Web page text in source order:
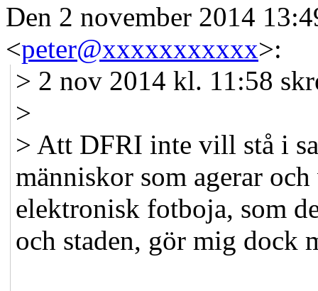
Den 2 november 2014
<peter@xxxxxxxxxxx>:
> 2 nov 2014 kl. 11:58
>
> Att DFRI inte vill stå i
människor som agerar
elektronisk fotboja, som
och staden, gör mig dock